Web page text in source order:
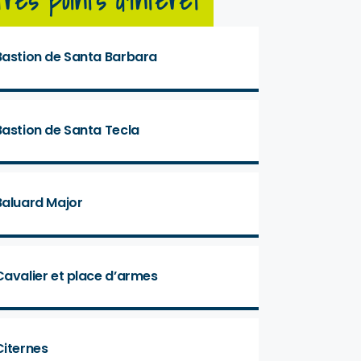
de Santa Barbara
de Santa Tecla
Major
et place d’armes